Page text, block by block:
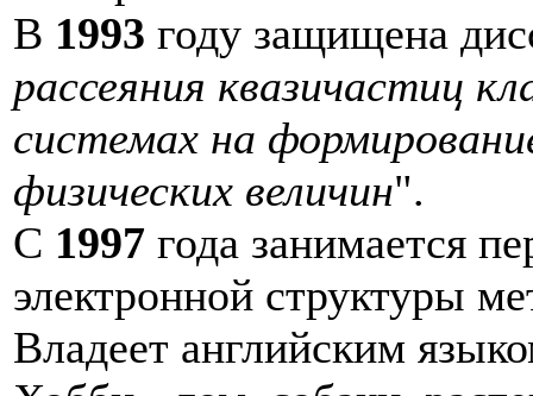
В 1993 году защищена
рассеяния квазичастиц
системах на
физических величин".
С 1997 года занимается
электронной структуры
Владеет английским